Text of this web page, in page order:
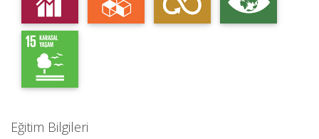
Eğitim Bilgileri